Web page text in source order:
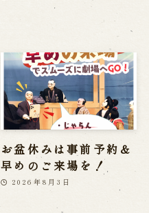
人情報ページへ移動します
お盆休みは事前予約＆
早めのご来場を！
2026年8月3日